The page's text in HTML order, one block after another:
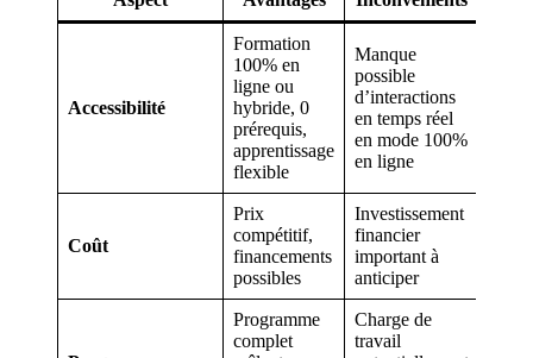
Accessibilité
Formation
100% en
ligne ou
hybride, 0
prérequis,
apprentissage
flexible
Manque
possible
d’interactions
en temps réel
en mode 100%
en ligne
Coût
Prix
compétitif,
financements
possibles
Investissement
financier
important à
anticiper
Programme
complet
Charge de
travail